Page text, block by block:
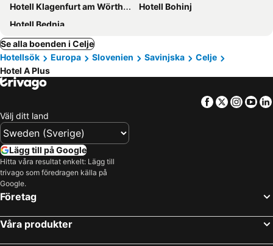
Hotell Klagenfurt am Wörthersee
Hotell Bohinj
Hotell Bednja
Se alla boenden i Celje
Hotellsök
Europa Slovenien Savinjska
Celje
Hotel A Plus
Facebook
Twitter
Välj ditt land
Lägg till på Google
Hitta våra resultat enkelt: Lägg till
trivago som föredragen källa på
Google.
Företag
Våra produkter